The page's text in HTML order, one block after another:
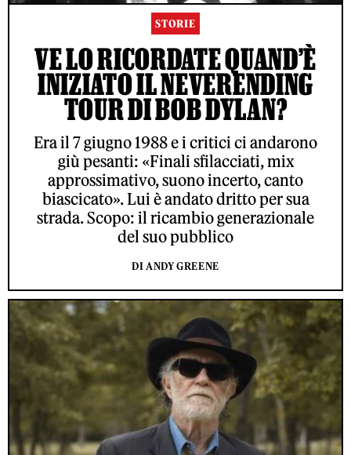
STORIE
VE LO RICORDATE QUAND’È
INIZIATO IL NEVERENDING
TOUR DI BOB DYLAN?
Era il 7 giugno 1988 e i critici ci andarono
giù pesanti: «Finali sfilacciati, mix
approssimativo, suono incerto, canto
biascicato». Lui è andato dritto per sua
strada. Scopo: il ricambio generazionale
del suo pubblico
DI ANDY GREENE